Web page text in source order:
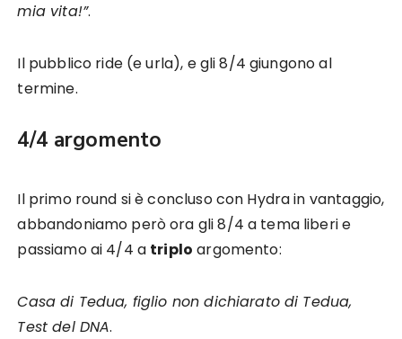
mia vita!”.
Il pubblico ride (e urla), e gli 8/4 giungono al
termine.
4/4 argomento
Il primo round si è concluso con Hydra in vantaggio,
abbandoniamo però ora gli 8/4 a tema liberi e
passiamo ai 4/4 a triplo argomento:
Casa di Tedua, figlio non dichiarato di Tedua,
Test del DNA.